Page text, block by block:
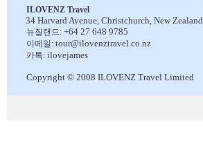
ILOVENZ Travel
34 Harvard Avenue, Christchurch, New Zealand
뉴질랜드: +64 27 648 9785
이메일: tour@ilovenztravel.co.nz
카톡: ilovejames
Copyright © 2008 ILOVENZ Travel Limited